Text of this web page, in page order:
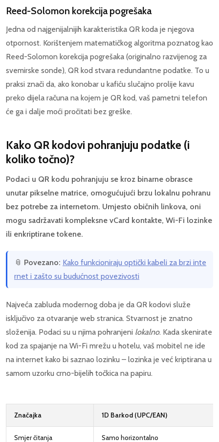
Reed-Solomon korekcija pogrešaka
Jedna od najgenijalnijih karakteristika QR koda je njegova
otpornost. Korištenjem matematičkog algoritma poznatog kao
Reed-Solomon korekcija pogrešaka (originalno razvijenog za
svemirske sonde), QR kod stvara redundantne podatke. To u
praksi znači da, ako konobar u kafiću slučajno prolije kavu
preko dijela računa na kojem je QR kod, vaš pametni telefon
će ga i dalje moći pročitati bez greške.
Kako QR kodovi pohranjuju podatke (i
koliko točno)?
Podaci u QR kodu pohranjuju se kroz binarne obrasce
unutar pikselne matrice, omogućujući brzu lokalnu pohranu
bez potrebe za internetom. Umjesto običnih linkova, oni
mogu sadržavati kompleksne vCard kontakte, Wi-Fi lozinke
ili enkriptirane tokene.
📎 Povezano: Kako funkcioniraju optički kabeli za brzi inte
rnet i zašto su budućnost povezivosti
Najveća zabluda modernog doba je da QR kodovi služe
isključivo za otvaranje web stranica. Stvarnost je znatno
složenija. Podaci su u njima pohranjeni lokalno. Kada skenirate
kod za spajanje na Wi-Fi mrežu u hotelu, vaš mobitel ne ide
na internet kako bi saznao lozinku – lozinka je već kriptirana u
samom uzorku crno-bijelih točkica na papiru.
Značajka 1D Barkod (UPC/EAN)
Smjer čitanja Samo horizontalno